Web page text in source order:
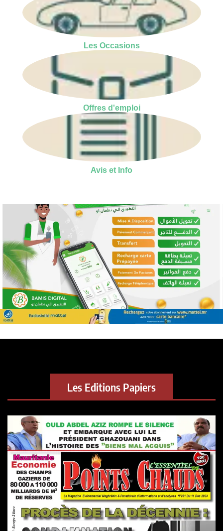
Les Occasions
Offres d'emploi
Avis et Info
Les Editions Papiers